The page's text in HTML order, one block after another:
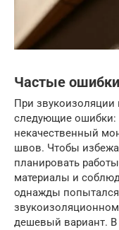
Частые ошибки
При звукоизоляции
следующие ошибки:
некачественный
швов. Чтобы
планировать
материалы и
однажды
дешевый вариант. В